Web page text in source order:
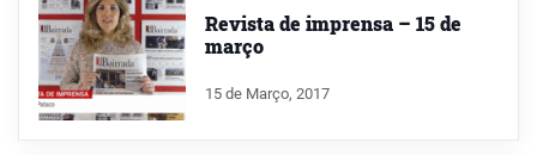
Revista de imprensa – 15 de
março
15 de Março, 2017